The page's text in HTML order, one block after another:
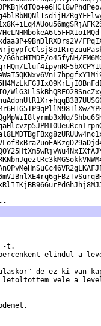
o45fyNH/
-t.
elindul a
de ez ki van
letoltottem vele a